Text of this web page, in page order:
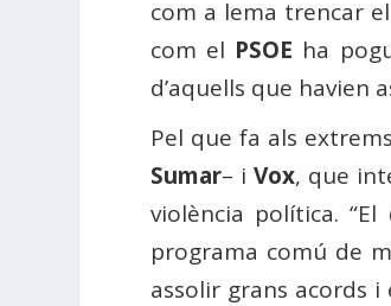
com a lema trencar
com el PSOE ha
d’aquells que havien
Pel que fa als
Sumar– iVox, que
violència política.
programa comú de
assolir grans acords